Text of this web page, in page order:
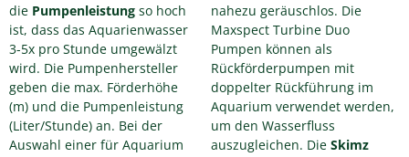
die Pumpenleistung so hoch
ist, dass das Aquarienwasser
3-5x pro Stunde umgewälzt
wird. Die Pumpenhersteller
geben die max. Förderhöhe
(m) und die Pumpenleistung
(Liter/Stunde) an. Bei der
Auswahl einer für Aquarium
nahezu geräuschlos. Die
Maxspect Turbine Duo
Pumpen können als
Rückförderpumpen mit
doppelter Rückführung im
Aquarium verwendet werden,
um den Wasserfluss
auszugleichen. Die Skimz